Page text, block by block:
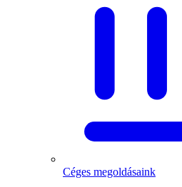
Céges megoldásaink